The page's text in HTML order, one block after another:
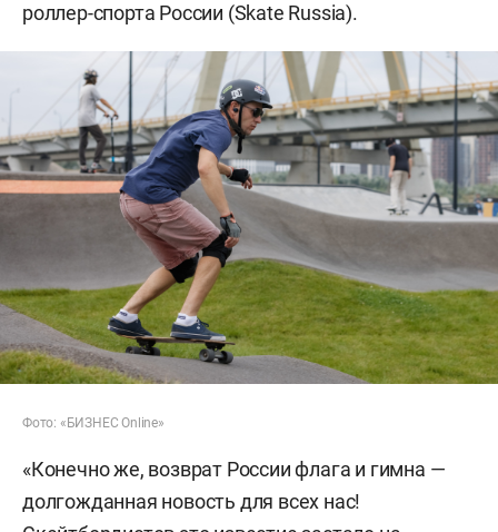
роллер-спорта России (Skate Russia).
Фото: «БИЗНЕС Online»
«Конечно же, возврат России флага и гимна —
долгожданная новость для всех нас!